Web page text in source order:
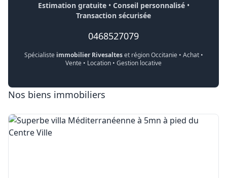
Estimation gratuite• Conseil personnalisé•
Transaction sécurisée
0468527079
Spécialiste immobilier Rivesalteset région Occitanie • Achat •
Vente • Location • Gestion locative
Nos biens immobiliers